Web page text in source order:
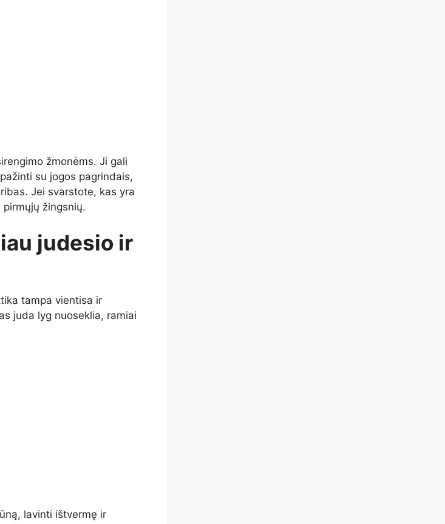
žmonėms. Ji gali
su jogos pagrindais,
Jei svarstote, kas yra
žingsnių.
judesio ir
tampa vientisa ir
juda lyg nuoseklia, ramiai
lavinti ištvermę ir